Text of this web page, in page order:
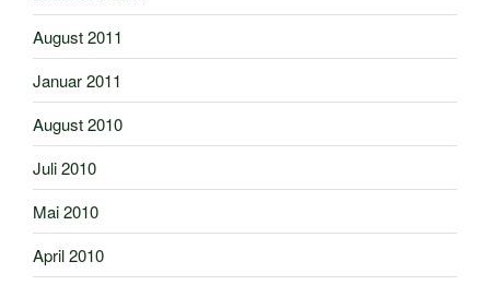
August 2011
Januar 2011
August 2010
Juli 2010
Mai 2010
April 2010